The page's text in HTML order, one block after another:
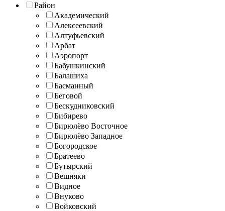
Район
Академический
Алексеевский
Алтуфьевский
Арбат
Аэропорт
Бабушкинский
Балашиха
Басманный
Беговой
Бескудниковский
Бибирево
Бирюлёво Восточное
Бирюлёво Западное
Богородское
Братеево
Бутырский
Вешняки
Видное
Внуково
Войковский